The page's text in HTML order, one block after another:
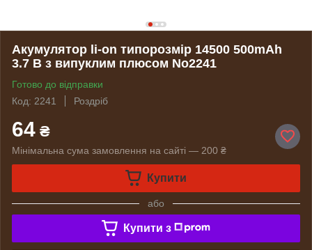
Акумулятор li-on типорозмір 14500 500mAh
3.7 В з випуклим плюсом No2241
Готово до відправки
Код: 2241
Роздріб
64 ₴
Мінімальна сума замовлення на сайті — 200 ₴
Купити
або
Купити з